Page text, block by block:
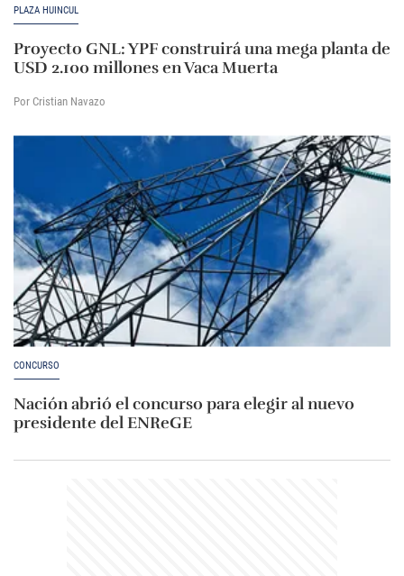
PLAZA HUINCUL
Proyecto GNL: YPF construirá una mega planta de
USD 2.100 millones en Vaca Muerta
Por Cristian Navazo
CONCURSO
Nación abrió el concurso para elegir al nuevo
presidente del ENReGE